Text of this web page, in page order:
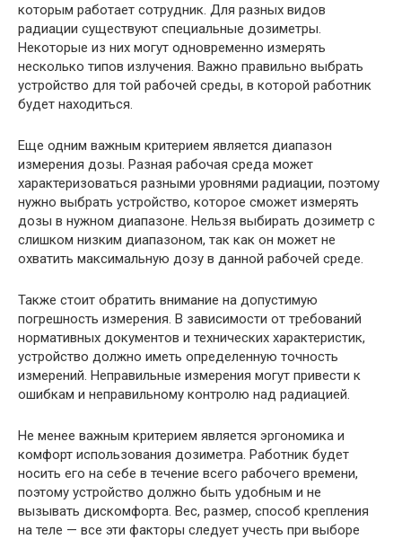
которым работает сотрудник. Для разных видов
радиации существуют специальные дозиметры.
Некоторые из них могут одновременно измерять
несколько типов излучения. Важно правильно выбрать
устройство для той рабочей среды, в которой работник
будет находиться.
Еще одним важным критерием является диапазон
измерения дозы. Разная рабочая среда может
характеризоваться разными уровнями радиации, поэтому
нужно выбрать устройство, которое сможет измерять
дозы в нужном диапазоне. Нельзя выбирать дозиметр с
слишком низким диапазоном, так как он может не
охватить максимальную дозу в данной рабочей среде.
Также стоит обратить внимание на допустимую
погрешность измерения. В зависимости от требований
нормативных документов и технических характеристик,
устройство должно иметь определенную точность
измерений. Неправильные измерения могут привести к
ошибкам и неправильному контролю над радиацией.
Не менее важным критерием является эргономика и
комфорт использования дозиметра. Работник будет
носить его на себе в течение всего рабочего времени,
поэтому устройство должно быть удобным и не
вызывать дискомфорта. Вес, размер, способ крепления
на теле — все эти факторы следует учесть при выборе